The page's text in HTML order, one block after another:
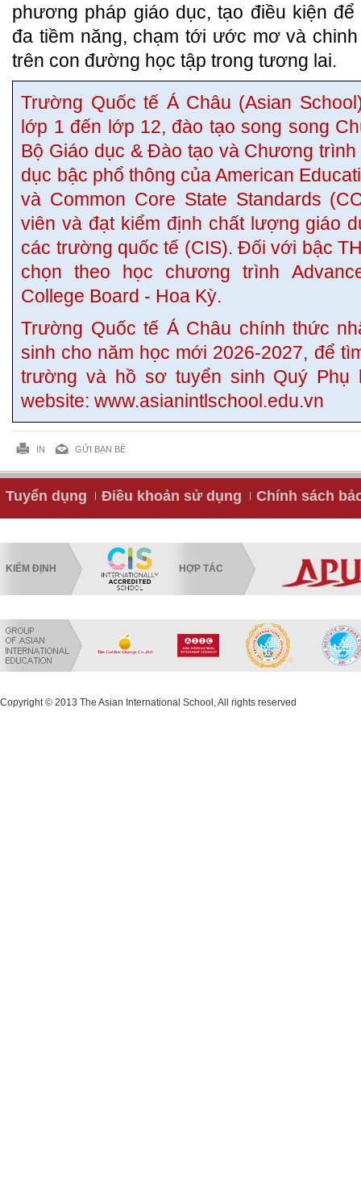
phương pháp giáo dục, tạo điều kiện
đa tiềm năng, chạm tới ước mơ và
trên con đường học tập trong tương lai.
Trường Quốc tế Á Châu (Asian
lớp 1 đến lớp 12, đào tạo song song
Bộ Giáo dục & Đào tạo và Chương
dục bậc phổ thông của American
và Common Core State Standards
viên và đạt kiểm định chất lượng giáo
các trường quốc tế (CIS). Đối với bậc
chọn theo học chương trình
College Board - Hoa Kỳ.
Trường Quốc tế Á Châu chính thức
sinh cho năm học mới 2026-2027, để
trường và hồ sơ tuyển sinh Quý Phụ
website: www.asianintlschool.edu.vn
IN GỬI BẠN BÈ
Tuyển dụng Điều khoản sử dụng Chính sách
KIỂM ĐỊNH HỢP TÁC
Copyright © 2013 The Asian International School, All rights reserved